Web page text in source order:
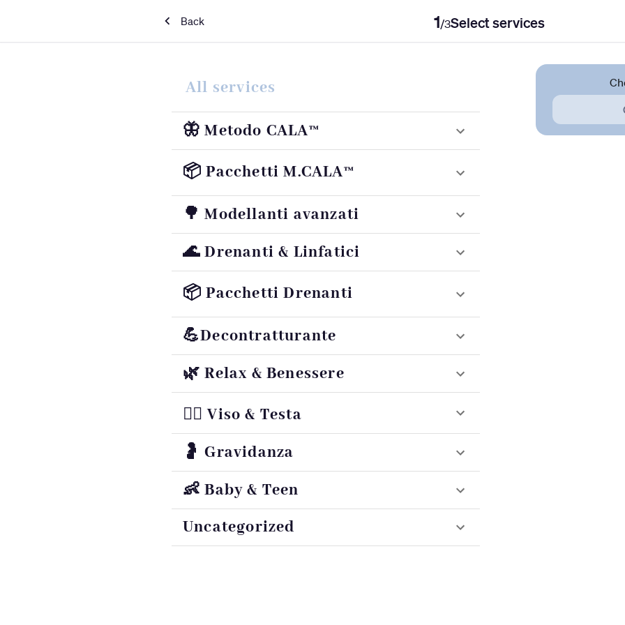
Back 1/3Select services
All services
🦋 Metodo CALA™
📦 Pacchetti M.CALA™
🌳 Modellanti avanzati
🌊 Drenanti & Linfatici
📦 Pacchetti Drenanti
💪Decontratturante
🌿 Relax & Benessere
💆‍♀️ Viso & Testa
🤰 Gravidanza
👶 Baby & Teen
Uncategorized